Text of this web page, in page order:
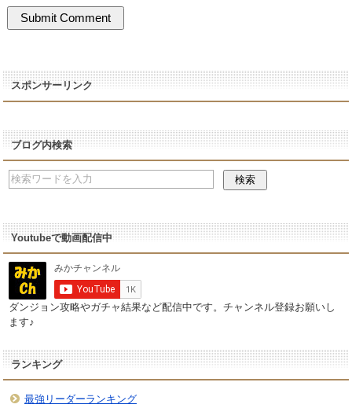
スポンサーリンク
ブログ内検索
Youtubeで動画配信中
ダンジョン攻略やガチャ結果など配信中です。チャンネル登録お願いし
ます♪
ランキング
最強リーダーランキング